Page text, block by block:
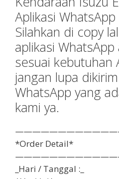
Aplikasi
Silahkan di copy
aplikasi
sesuai kebutuhan
jangan lupa
WhatsApp yang
kami ya.
*Order Detail*
_Hari / Tanggal :_